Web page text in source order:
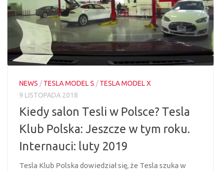
NEWS /TESLA MODEL S /TESLA MODEL X
9 LISTOPADA 2018
Kiedy salon Tesli w Polsce? Tesla
Klub Polska: Jeszcze w tym roku.
Internauci: luty 2019
Tesla Klub Polska dowiedział się, że Tesla szuka w